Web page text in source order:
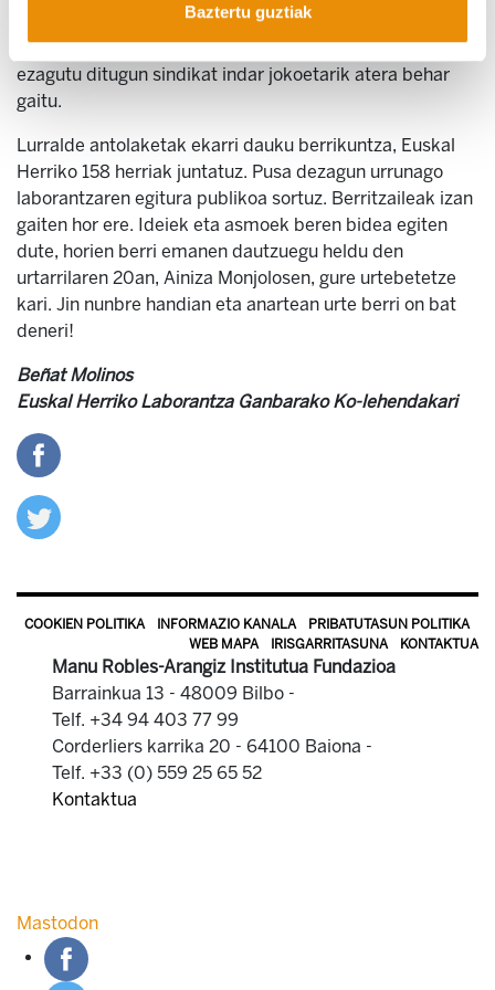
Baztertu guztiak
laborantzaren politika eta orientabidea plantan emaitea.
Osaketa anitza horrek, orain arte departamendu mailan
ezagutu ditugun sindikat indar jokoetarik atera behar
gaitu.
Lurralde antolaketak ekarri dauku berrikuntza, Euskal
Herriko 158 herriak juntatuz. Pusa dezagun urrunago
laborantzaren egitura publikoa sortuz. Berritzaileak izan
gaiten hor ere. Ideiek eta asmoek beren bidea egiten
dute, horien berri emanen dautzuegu heldu den
urtarrilaren 20an, Ainiza Monjolosen, gure urtebetetze
kari. Jin nunbre handian eta anartean urte berri on bat
deneri!
Beñat Molinos
Euskal Herriko Laborantza Ganbarako Ko-lehendakari
COOKIEN POLITIKA INFORMAZIO KANALA
PRIBATUTASUN POLITIKA
WEB MAPA
IRISGARRITASUNA KONTAKTUA
Manu Robles-Arangiz Institutua Fundazioa
Barrainkua 13 - 48009 Bilbo -
Telf. +34 94 403 77 99
Corderliers karrika 20 - 64100 Baiona -
Telf. +33 (0) 559 25 65 52
Kontaktua
Mastodon